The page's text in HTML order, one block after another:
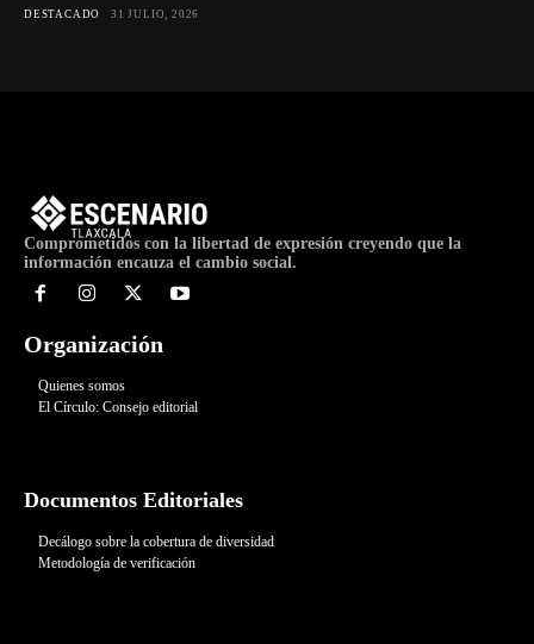
DESTACADO 31 JULIO, 2026
Comprometidos con la libertad de expresión creyendo que la
información encauza el cambio social.
Organización
Quienes somos
El Círculo: Consejo editorial
Documentos Editoriales
Decálogo sobre la cobertura de diversidad
Metodología de verificación